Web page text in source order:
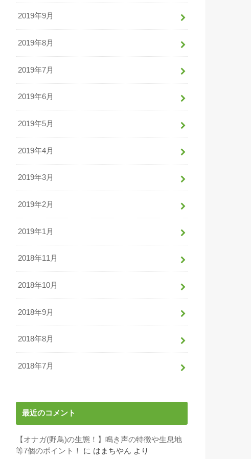
2019年9月
2019年8月
2019年7月
2019年6月
2019年5月
2019年4月
2019年3月
2019年2月
2019年1月
2018年11月
2018年10月
2018年9月
2018年8月
2018年7月
最近のコメント
【オナガ(野鳥)の生態！】鳴き声の特徴や生息地
等7個のポイント！
に はまちやん より